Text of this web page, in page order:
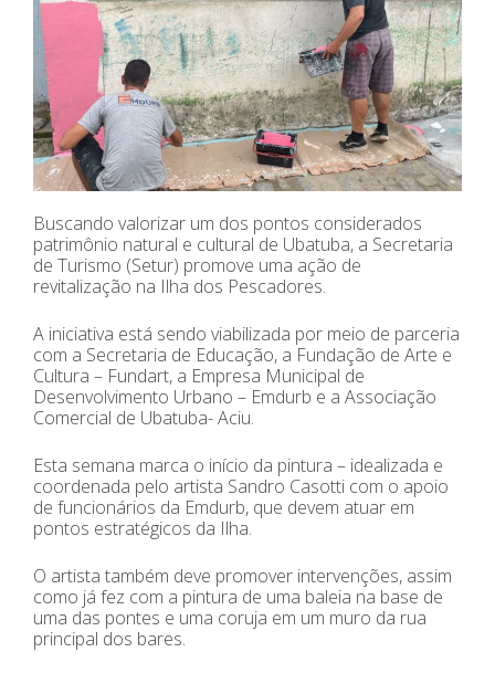
Buscando valorizar um dos pontos considerados
patrimônio natural e cultural de Ubatuba, a Secretaria
de Turismo (Setur) promove uma ação de
revitalização na Ilha dos Pescadores.
A iniciativa está sendo viabilizada por meio de parceria
com a Secretaria de Educação, a Fundação de Arte e
Cultura – Fundart, a Empresa Municipal de
Desenvolvimento Urbano – Emdurb e a Associação
Comercial de Ubatuba- Aciu.
Esta semana marca o início da pintura – idealizada e
coordenada pelo artista Sandro Casotti com o apoio
de funcionários da Emdurb, que devem atuar em
pontos estratégicos da Ilha.
O artista também deve promover intervenções, assim
como já fez com a pintura de uma baleia na base de
uma das pontes e uma coruja em um muro da rua
principal dos bares.